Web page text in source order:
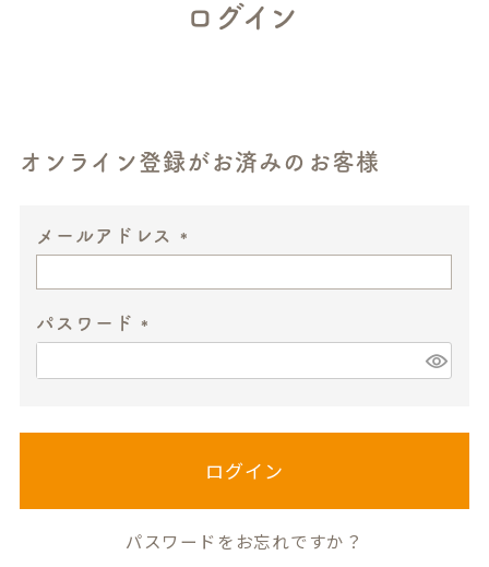
ログイン
オンライン登録がお済みのお客様
メールアドレス
パスワード
必
ログイン
パスワードをお忘れですか？